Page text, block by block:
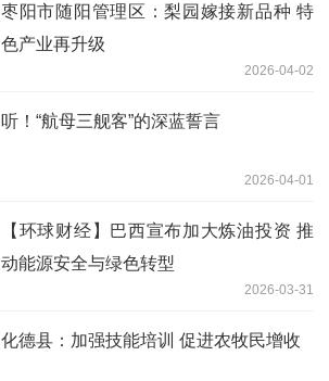
枣阳市随阳管理区：梨园嫁接新品种 特
色产业再升级
2026-04-02
听！“航母三舰客”的深蓝誓言
2026-04-01
【环球财经】巴西宣布加大炼油投资 推
动能源安全与绿色转型
2026-03-31
化德县：加强技能培训 促进农牧民增收